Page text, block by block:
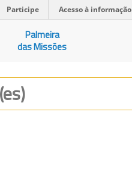
Participe Acesso à informação
Palmeira
das Missões